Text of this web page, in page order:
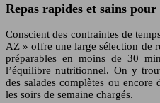
Repas rapides et sains pour
Conscient des contraintes de
AZ » offre une large sélection de
préparables en moins de 30
l’équilibre nutritionnel. On y
des salades complètes ou
les soirs de semaine chargés.